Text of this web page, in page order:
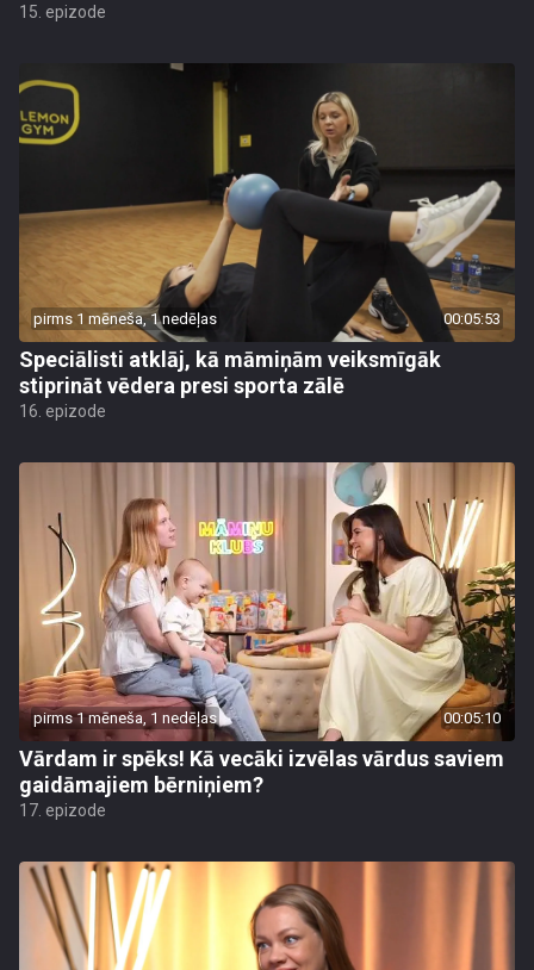
15. epizode
pirms 1 mēneša, 1 nedēļas 00:05:53
Speciālisti atklāj, kā māmiņām veiksmīgāk
stiprināt vēdera presi sporta zālē
16. epizode
pirms 1 mēneša, 1 nedēļas 00:05:10
Vārdam ir spēks! Kā vecāki izvēlas vārdus saviem
gaidāmajiem bērniņiem?
17. epizode